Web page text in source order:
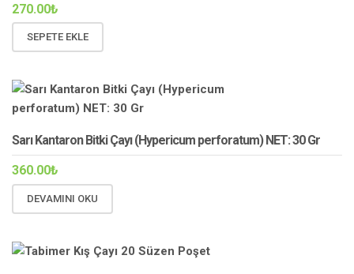
270.00₺
SEPETE EKLE
Sarı Kantaron Bitki Çayı (Hypericum perforatum) NET: 30 Gr
360.00₺
DEVAMINI OKU